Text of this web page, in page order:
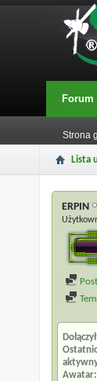
Forum
Strona
Lista
ERPIN
Dołączył
Awatar